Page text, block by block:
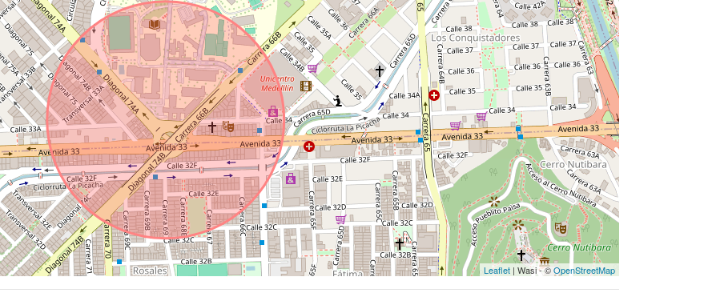
Leaflet | Wasi - ©OpenStreetMap